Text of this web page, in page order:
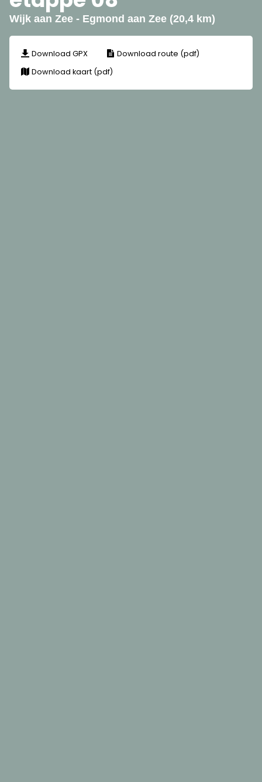
Wijk aan Zee - Egmond aan Zee (20,4 km)
Download GPX
Download route (pdf)
Download kaart (pdf)